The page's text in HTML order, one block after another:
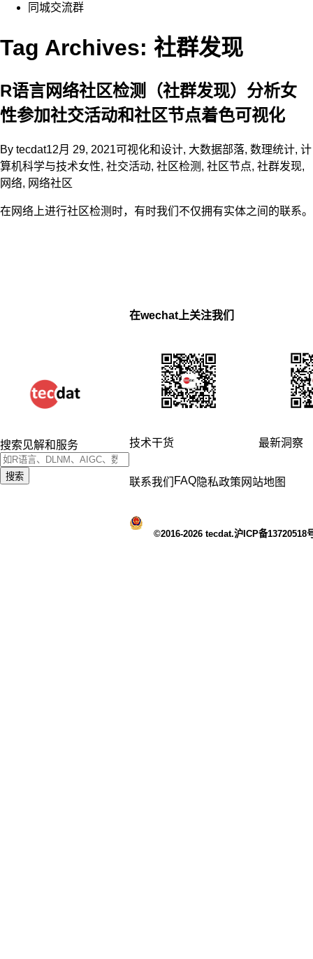
同城交流群
Tag Archives: 社群发现
R语言网络社区检测（社群发现）分析女
性参加社交活动和社区节点着色可视化
By tecdat12月 29, 2021可视化和设计, 大数据部落, 数理统计, 计
算机科学与技术女性, 社交活动, 社区检测 , 社区节点, 社群发现,
网络, 网络社区
在网络上进行社区检测时，有时我们不仅拥有实体之间的联系。
搜索见解和服务
搜索
在wechat上关注我们
技术干货 最新洞察
联系我们 FAQ隐私政策 网站地图
©2016-2026 tecdat.沪ICP备13720518